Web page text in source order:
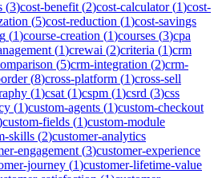
(3)cost-benefit (2)cost-calculator(1)cost-
(5)cost-reduction (1)cost-savings
(1)course-creation (1)courses (3)cpa
(1)crewai (2)criteria (1)crm
(5)crm-integration (2)crm-
(8)cross-platform (1)cross-sell
(1)csat (1)cspm (1)csrd (3)css
(1)custom-agents (1)custom-checkout
custom-fields (1)custom-module
skills (2)customer-analytics
engagement (3)customer-experience
journey (1)customer-lifetime-value